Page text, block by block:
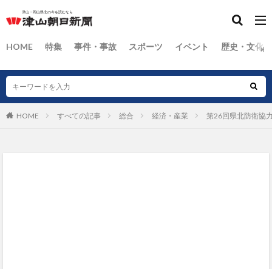
HOME 特集 事件・事故 スポーツ イベント 歴史・文化
HOME すべての記事 総合 経済・産業 第26回県北防衛協